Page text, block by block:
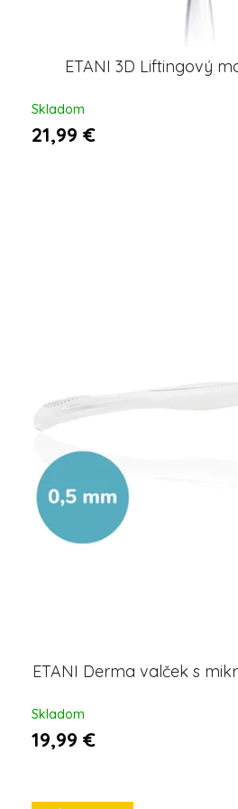
ETANI 3D Liftingový
Skladom
21,99 €
ETANI Derma valček s
Skladom
19,99 €